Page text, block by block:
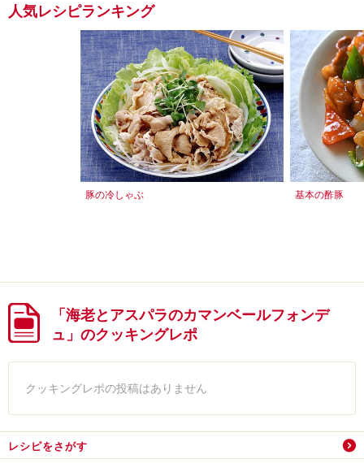
人気レシピランキング
豚の冷しゃぶ 基本の酢豚
「海老とアスパラのカマンベールフォンデ
ュ」のクッキングレポ
クッキングレポの投稿はありません
レシピをさがす